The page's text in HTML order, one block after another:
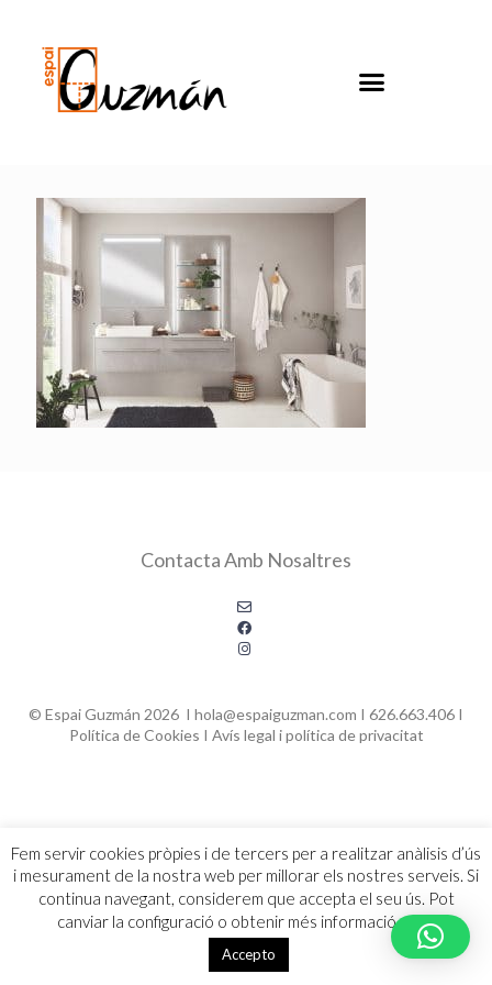
Contacta Amb Nosaltres
© Espai Guzmán 2026 I hola@espaiguzman.com I 626.663.406 I
Política de Cookies I Avís legal i política de privacitat
Fem servir cookies pròpies i de tercers per a realitzar anàlisis d’ús
i mesurament de la nostra web per millorar els nostres serveis. Si
continua navegant, considerem que accepta el seu ús. Pot
canviar la configuració o obtenir més informacióaquí.
Accepto